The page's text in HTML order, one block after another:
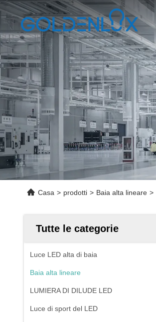
Casa > prodotti > Baia alta lineare >
Tutte le categorie
Luce LED alta di baia
Baia alta lineare
LUMIERA DI DILUDE LED
Luce di sport del LED